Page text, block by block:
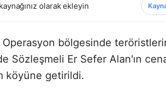
olarak ekleyin
Operasyon bölgesinde
Sözleşmeli Er Sefer Alan'ın
köyüne getirildi.